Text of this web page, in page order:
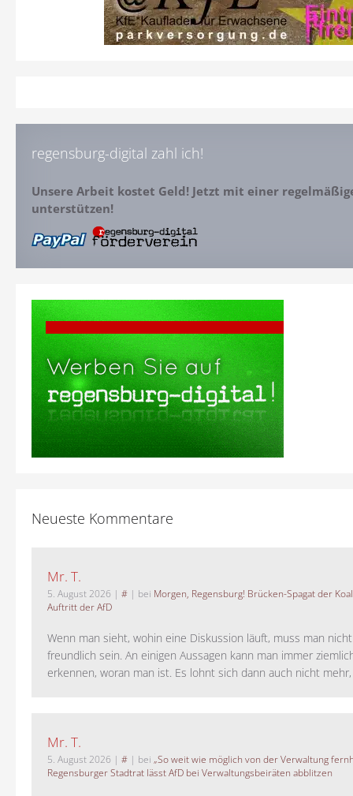
regensburg-digital zahl ich!
Unsere Arbeit kostet Geld! Jetzt mit einer
unterstützen!
Neueste Kommentare
Mr. T.
5. August 2026 | # | bei Morgen, Regensburg! Brücken-Spagat der
Auftritt der AfD
Wenn man sieht, wohin eine Diskussion läuft, muss man
freundlich sein. An einigen Aussagen kann man immer
erkennen, woran man ist. Es lohnt sich dann auch nicht mehr,
Mr. T.
5. August 2026 | # | bei „So weit wie möglich von der Verwaltung
Regensburger Stadtrat lässt AfD bei Verwaltungsbeiräten abblitzen